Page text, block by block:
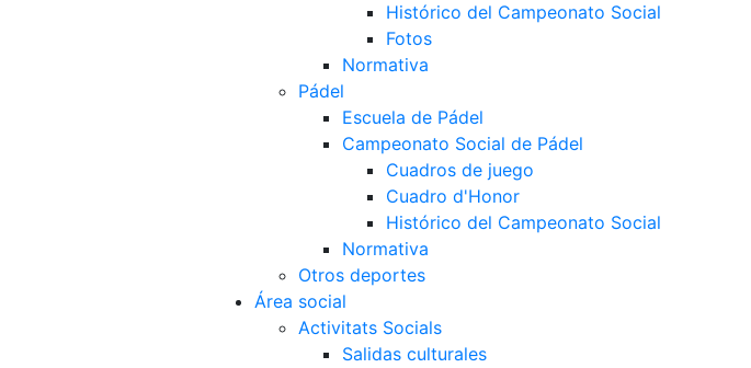
Histórico del Campeonato Social
Fotos
Normativa
Pádel
Escuela de Pádel
Campeonato Social de Pádel
Cuadros de juego
Cuadro d'Honor
Histórico del Campeonato Social
Normativa
Otros deportes
Área social
Activitats Socials
Salidas culturales